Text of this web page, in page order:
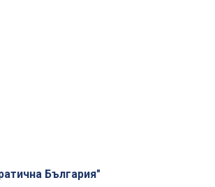
България"